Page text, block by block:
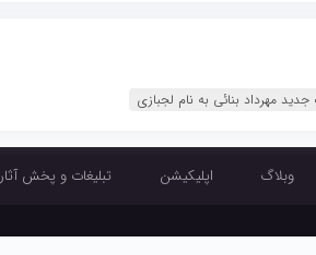
مهرداد بنائی به نام لجبازی
وبلاگ اپلیکیشن تبلیغات و پخش آثار